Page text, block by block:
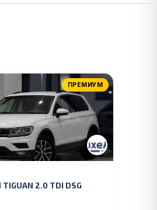
ПРЕМИУМ
TIGUAN 2.0 TDI DSG